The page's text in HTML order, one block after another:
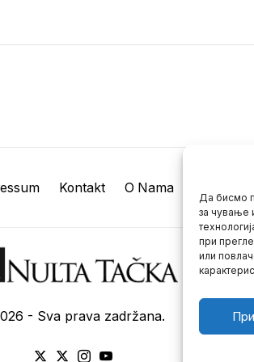
Да бисмо
за чување
при
или
Kontakt O Nama
- Sva prava zadržana.